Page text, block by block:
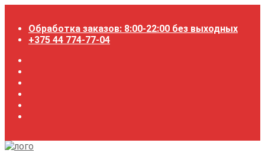
содержимому
Обработка заказов: 8:00-22:00 без выходных
+375 44 774-77-04